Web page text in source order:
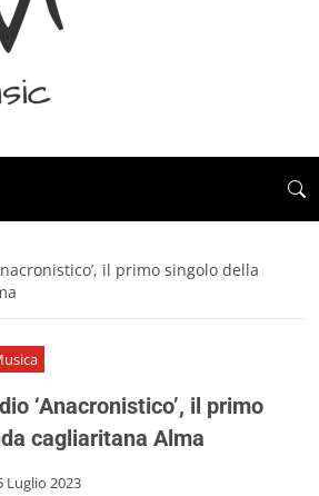
il primo singolo della
‘Anacronistico’, il primo
cagliaritana Alma
Luglio 2023